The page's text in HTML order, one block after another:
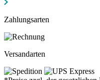
Zahlungsarten
Versandarten